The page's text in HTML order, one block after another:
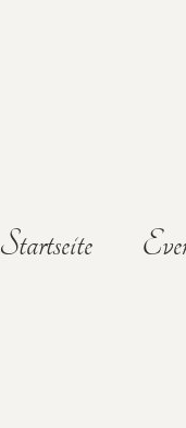
Startseite